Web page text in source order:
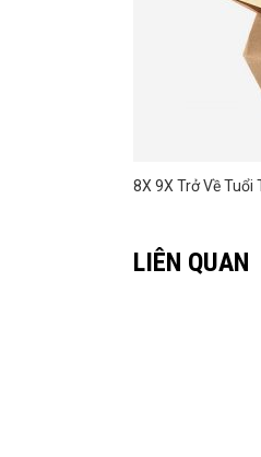
8X 9X Trở Về Tuổi
LIÊN QUAN